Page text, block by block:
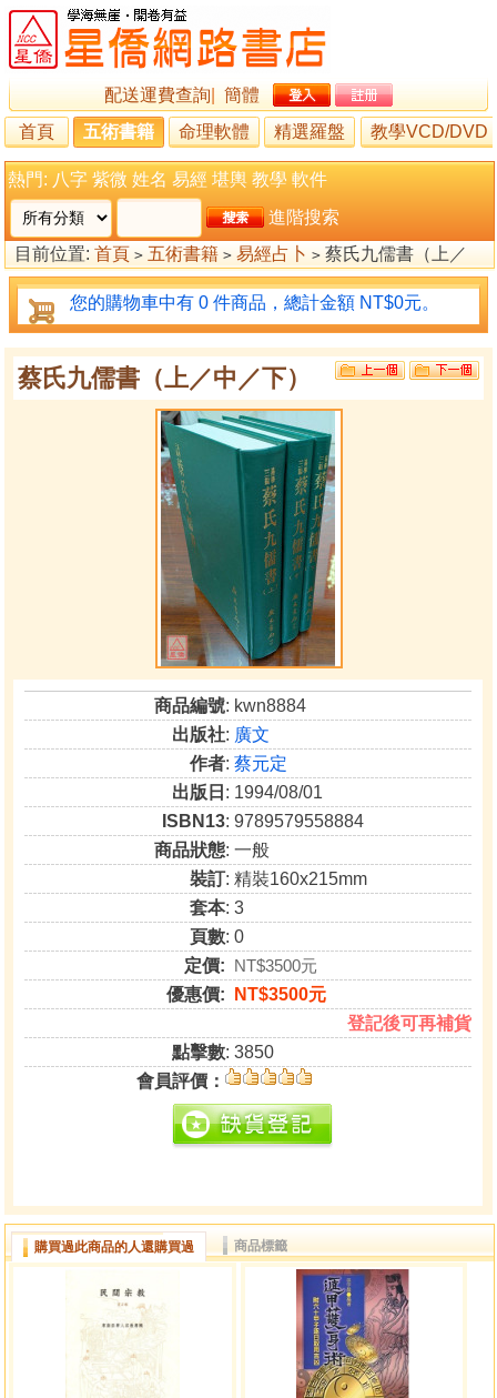
配送運費查詢
簡體
首頁
五術書籍 命理軟體 精選羅盤 教學VCD/DVD
熱門: 八字 紫微 姓名 易經 堪輿 教學 軟件
進階搜索
目前位置: 首頁 > 五術書籍 > 易經占卜 > 蔡氏九儒書（上／
中／下）
您的購物車中有 0 件商品，總計金額 NT$0元。
蔡氏九儒書（上／中／下）
商品編號: kwn8884
出版社: 廣文
作者:蔡元定
出版日 : 1994/08/01
ISBN13: 9789579558884
商品狀態: 一般
裝訂: 精裝160x215mm
套本: 3
頁數: 0
定價: NT$3500元
優惠價:
NT$3500元
登記後可再補貨
點擊數: 3850
會員評價：
購買過此商品的人還購買過 商品標籤